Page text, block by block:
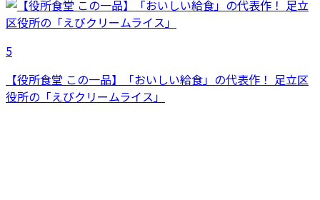
5
【役所食堂 この一品】「おいしい給食」の代表作！ 足立区
役所の「えびクリームライス」